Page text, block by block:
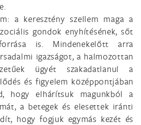
a keresztény szellem maga a
gondok enyhítésének, sőt
is. Mindenekelőtt arra
igazságot, a halmozottan
ügyét szakadatlanul a
és figyelem középpontjában
hogy elhárítsuk magunkból a
a betegek és elesettek iránti
hogy fogjuk egymás kezét és